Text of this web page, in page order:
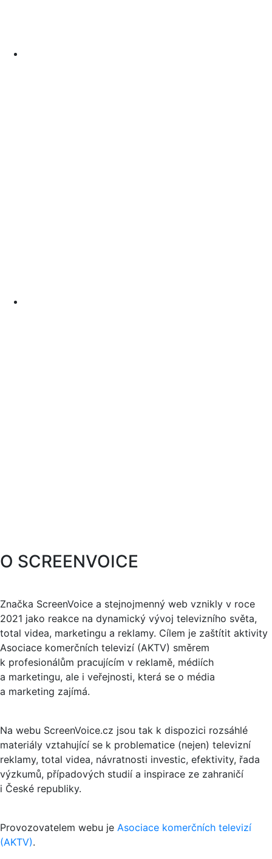
O SCREENVOICE
Značka ScreenVoice a stejnojmenný web vznikly v roce
2021 jako reakce na dynamický vývoj televizního světa,
total videa, marketingu a reklamy. Cílem je zaštítit aktivity
Asociace komerčních televizí (AKTV) směrem
k profesionálům pracujícím v reklamě, médiích
a marketingu, ale i veřejnosti, která se o média
a marketing zajímá.
Na webu ScreenVoice.cz jsou tak k dispozici rozsáhlé
materiály vztahující se k problematice (nejen) televizní
reklamy, total videa, návratnosti investic, efektivity, řada
výzkumů, případových studií a inspirace ze zahraničí
i České republiky.
Provozovatelem webu je Asociace komerčních televizí
(AKTV).